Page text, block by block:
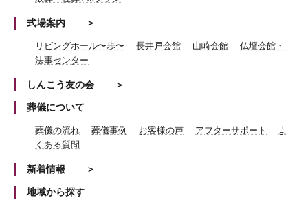
式場案内
リビングホール〜歩〜 長井戸会館 山崎会館
仏壇会館・
法事センター
しんこう友の会
葬儀について
葬儀の流れ 葬儀事例 お客様の声 アフターサポート
よ
くある質問
新着情報
地域から探す